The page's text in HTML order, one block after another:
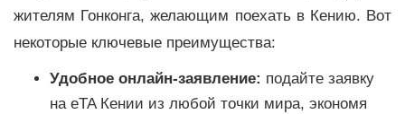
жителям Гонконга, желающим поехать в Кению. Вот
некоторые ключевые преимущества:
Удобное онлайн-заявление: подайте заявку
на eTA Кении из любой точки мира, экономя